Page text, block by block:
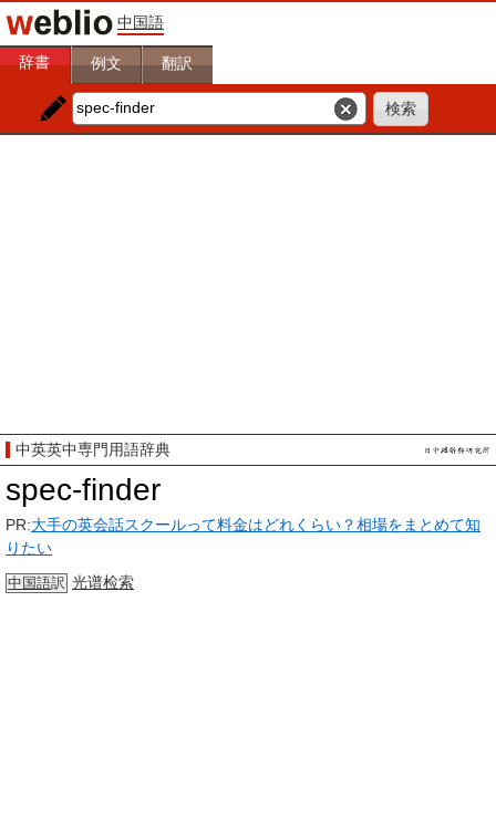
中国語
辞書 例文 翻訳
中英英中専門用語辞典
spec-finder
PR:大手の英会話スクールって料金はどれくらい？相場をまとめて知
りたい
中国語訳 光谱检索